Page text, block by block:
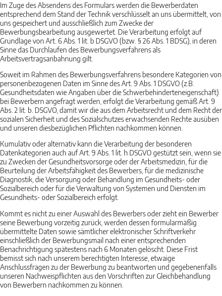
Im Zuge des Absendens des Formulars werden die Bewerberdaten
entsprechend dem Stand der Technik verschlüsselt an uns übermittelt, von
uns gespeichert und ausschließlich zum Zwecke der
Bewerbungsbearbeitung ausgewertet. Die Verarbeitung erfolgt auf
Grundlage von Art. 6 Abs. 1 lit. b DSGVO (bzw. § 26 Abs. 1 BDSG), in deren
Sinne das Durchlaufen des Bewerbungsverfahrens als
Arbeitsvertragsanbahnung gilt.
Soweit im Rahmen des Bewerbungsverfahrens besondere Kategorien von
personenbezogenen Daten im Sinne des Art. 9 Abs. 1 DSGVO (z.B.
Gesundheitsdaten wie Angaben über die Schwerbehinderteneigenschaft)
bei Bewerbern angefragt werden, erfolgt die Verarbeitung gemäß Art. 9
Abs. 2 lit. b. DSGVO, damit wir die aus dem Arbeitsrecht und dem Recht der
sozialen Sicherheit und des Sozialschutzes erwachsenden Rechte ausüben
und unseren diesbezüglichen Pflichten nachkommen können.
Kumulativ oder alternativ kann die Verarbeitung der besonderen
Datenkategorien auch auf Art. 9 Abs. 1 lit. h DSGVO gestützt sein, wenn sie
zu Zwecken der Gesundheitsvorsorge oder der Arbeitsmedizin, für die
Beurteilung der Arbeitsfähigkeit des Bewerbers, für die medizinische
Diagnostik, die Versorgung oder Behandlung im Gesundheits- oder
Sozialbereich oder für die Verwaltung von Systemen und Diensten im
Gesundheits- oder Sozialbereich erfolgt.
Kommt es nicht zu einer Auswahl des Bewerbers oder zieht ein Bewerber
seine Bewerbung vorzeitig zurück, werden dessen formularmäßig
übermittelte Daten sowie sämtlicher elektronischer Schriftverkehr
einschließlich der Bewerbungsmail nach einer entsprechenden
Benachrichtigung spätestens nach 6 Monaten gelöscht. Diese Frist
bemisst sich nach unserem berechtigten Interesse, etwaige
Anschlussfragen zu der Bewerbung zu beantworten und gegebenenfalls
unseren Nachweispflichten aus den Vorschriften zur Gleichbehandlung
von Bewerbern nachkommen zu können.